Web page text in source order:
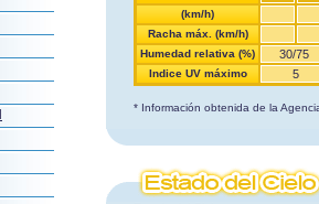
(km/h)
Racha máx. (km/h)
Humedad relativa (%) 30/75
Indice UV máximo 5
* Información obtenida de la